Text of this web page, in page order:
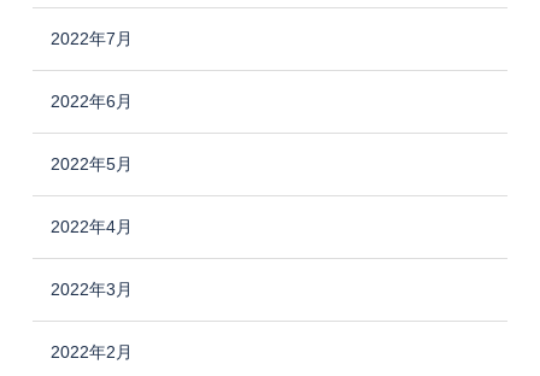
2022年7月
2022年6月
2022年5月
2022年4月
2022年3月
2022年2月